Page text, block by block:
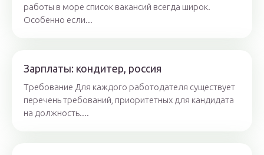
работы в море список вакансий всегда широк.
Особенно если...
Зарплаты: кондитер, россия
Требование Для каждого работодателя существует
перечень требований, приоритетных для кандидата
на должность....